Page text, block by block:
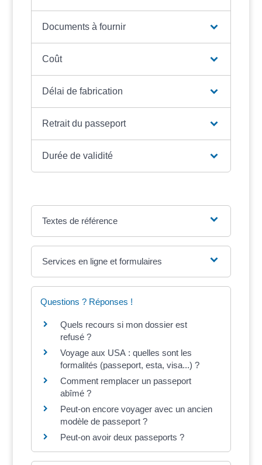
Documents à fournir
Coût
Délai de fabrication
Retrait du passeport
Durée de validité
Textes de référence
Services en ligne et formulaires
Questions ? Réponses !
Quels recours si mon dossier est
refusé ?
Voyage aux USA : quelles sont les
formalités (passeport, esta, visa...) ?
Comment remplacer un passeport
abîmé ?
Peut-on encore voyager avec un ancien
modèle de passeport ?
Peut-on avoir deux passeports ?